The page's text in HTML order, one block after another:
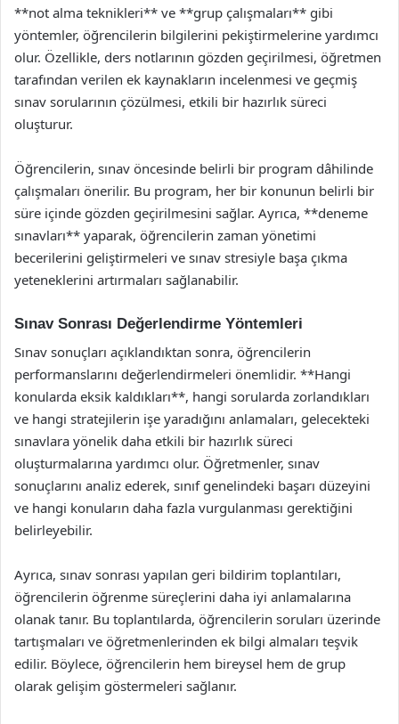
**not alma teknikleri** ve **grup çalışmaları** gibi
yöntemler, öğrencilerin bilgilerini pekiştirmelerine yardımcı
olur. Özellikle, ders notlarının gözden geçirilmesi, öğretmen
tarafından verilen ek kaynakların incelenmesi ve geçmiş
sınav sorularının çözülmesi, etkili bir hazırlık süreci
oluşturur.
Öğrencilerin, sınav öncesinde belirli bir program dâhilinde
çalışmaları önerilir. Bu program, her bir konunun belirli bir
süre içinde gözden geçirilmesini sağlar. Ayrıca, **deneme
sınavları** yaparak, öğrencilerin zaman yönetimi
becerilerini geliştirmeleri ve sınav stresiyle başa çıkma
yeteneklerini artırmaları sağlanabilir.
Sınav Sonrası Değerlendirme Yöntemleri
Sınav sonuçları açıklandıktan sonra, öğrencilerin
performanslarını değerlendirmeleri önemlidir. **Hangi
konularda eksik kaldıkları**, hangi sorularda zorlandıkları
ve hangi stratejilerin işe yaradığını anlamaları, gelecekteki
sınavlara yönelik daha etkili bir hazırlık süreci
oluşturmalarına yardımcı olur. Öğretmenler, sınav
sonuçlarını analiz ederek, sınıf genelindeki başarı düzeyini
ve hangi konuların daha fazla vurgulanması gerektiğini
belirleyebilir.
Ayrıca, sınav sonrası yapılan geri bildirim toplantıları,
öğrencilerin öğrenme süreçlerini daha iyi anlamalarına
olanak tanır. Bu toplantılarda, öğrencilerin soruları üzerinde
tartışmaları ve öğretmenlerinden ek bilgi almaları teşvik
edilir. Böylece, öğrencilerin hem bireysel hem de grup
olarak gelişim göstermeleri sağlanır.